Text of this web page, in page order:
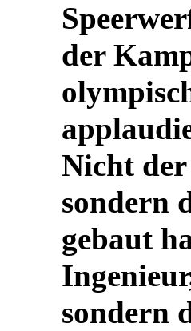
der
Nicht
sondern
gebaut
sondern